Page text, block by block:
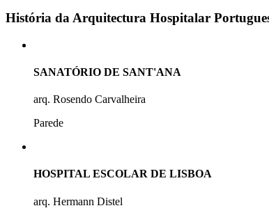
História da Arquitectura Hospitalar
SANATÓRIO DE SANT'ANA
arq. Rosendo Carvalheira
Parede
HOSPITAL ESCOLAR DE LISBOA
arq. Hermann Distel